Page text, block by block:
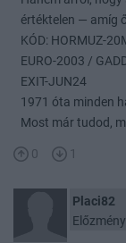
értéktelen — amíg
KÓD: HORMUZ-
EURO-2003 /
EXIT-JUN24
1971 óta minden
Most már tudod,
0 1
Placi82